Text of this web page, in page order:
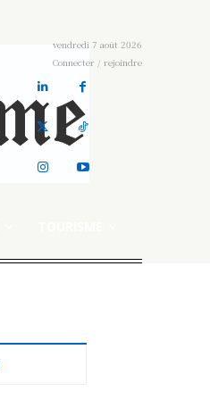
vendredi 7 août 2026
Connecter / rejoindre